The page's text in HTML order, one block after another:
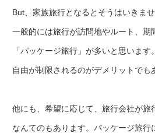
But、家族旅行となるとそうはいきませ
一般的には旅行が訪問地やルート、
「パッケージ旅行」が多いと思います
自由が制限されるのがデメリットでも
他にも、希望に応じて、旅行会社が旅
なんてのもあります。パッケージ旅行